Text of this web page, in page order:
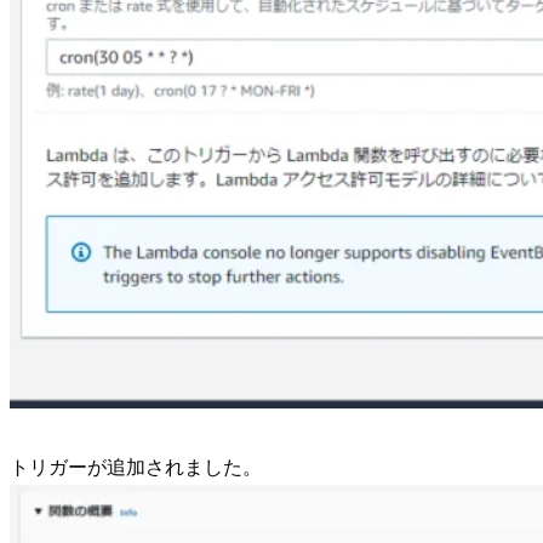
トリガーが追加されました。